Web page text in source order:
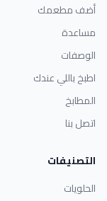
أضف مطعمك
مساعدة
الوصفات
اطبخ باللي عندك
المطابخ
اتصل بنا
التصنيفات
الحلويات